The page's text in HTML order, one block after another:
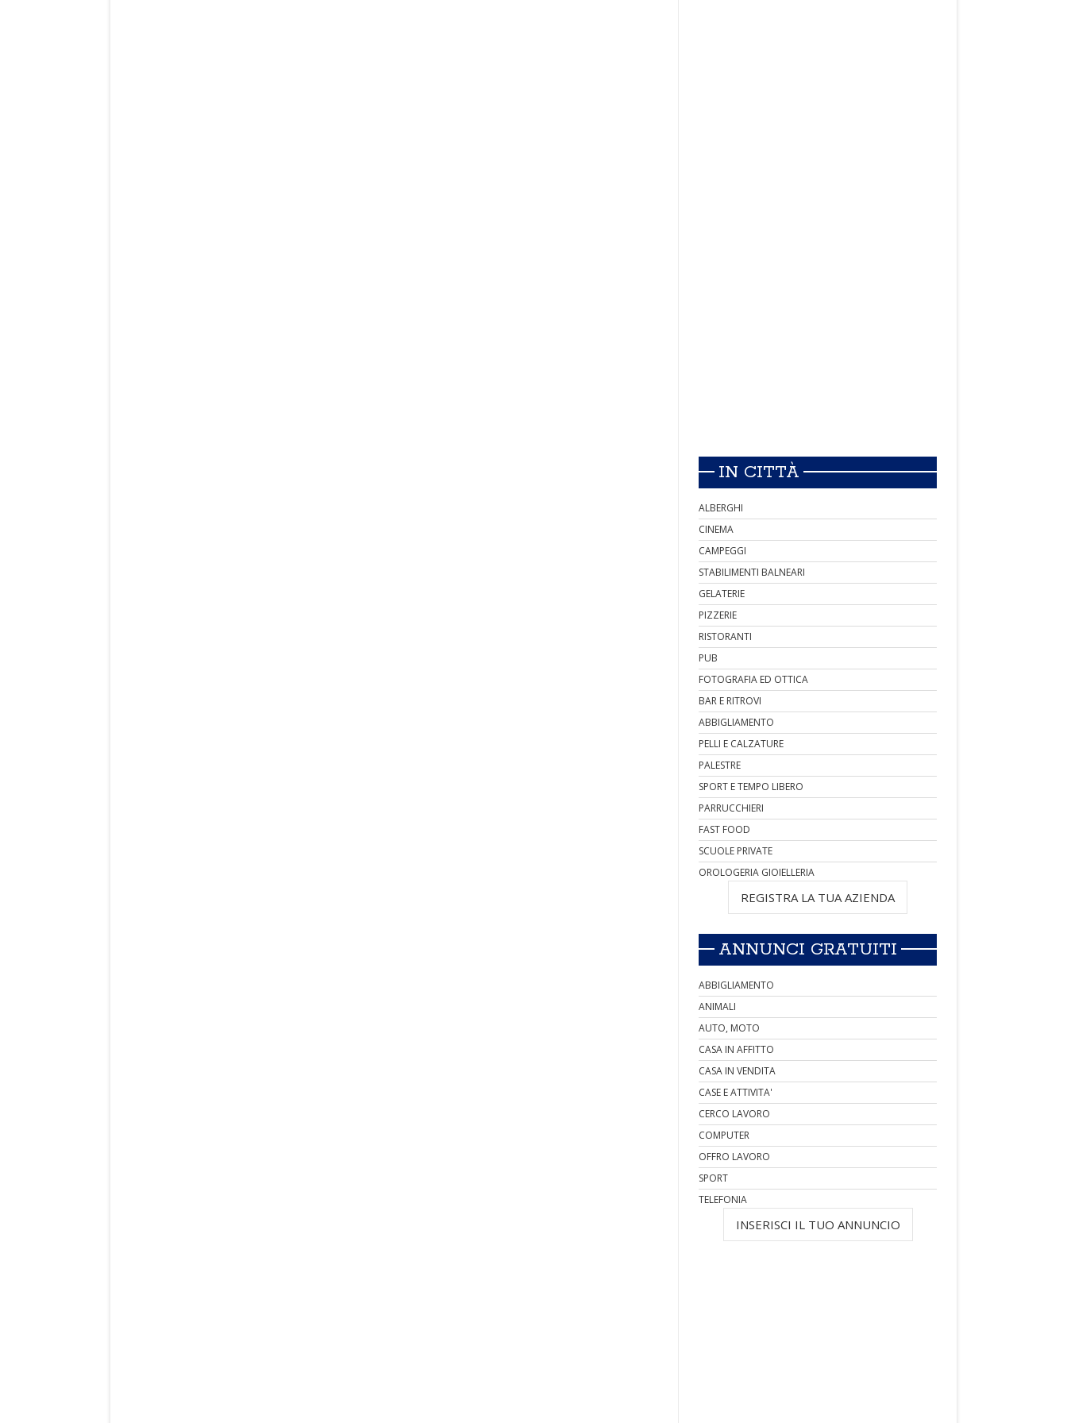
IN CITTÀ
ALBERGHI
CINEMA
CAMPEGGI
STABILIMENTI BALNEARI
GELATERIE
PIZZERIE
RISTORANTI
PUB
FOTOGRAFIA ED OTTICA
BAR E RITROVI
ABBIGLIAMENTO
PELLI E CALZATURE
PALESTRE
SPORT E TEMPO LIBERO
PARRUCCHIERI
FAST FOOD
SCUOLE PRIVATE
OROLOGERIA GIOIELLERIA
REGISTRA LA TUA AZIENDA
ANNUNCI GRATUITI
ABBIGLIAMENTO
ANIMALI
AUTO, MOTO
CASA IN AFFITTO
CASA IN VENDITA
CASE E ATTIVITA'
CERCO LAVORO
COMPUTER
OFFRO LAVORO
SPORT
TELEFONIA
INSERISCI IL TUO ANNUNCIO